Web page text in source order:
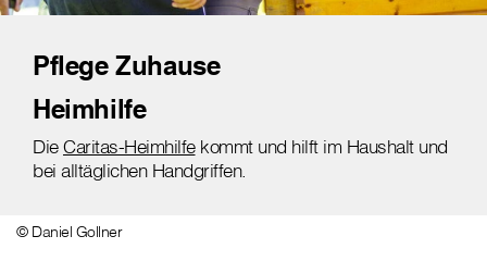
Pflege Zuhause
Heimhilfe
DieCaritas-Heimhilfekommt und hilft im Haushalt und
bei alltäglichen Handgriffen.
© Daniel Gollner